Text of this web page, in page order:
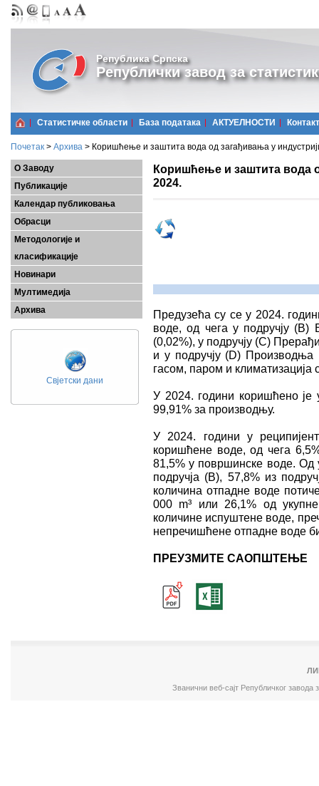
Република Српска
Републички завод за
Статистичке области Базa података АКТУЕЛНОСТИ Контакт
Почетак > Архива > Коришћење и заштита вода од загађивања у
О Заводу
Публикације
Календар публиковања
Обрасци
Методологије и
класификације
Новинари
Мултимедија
Архива
Свјетски дани
Коришћење и заштита вода
2024.
Предузећа су се у 2024.
воде, од чега у подручју
(0,02%), у подручју (C)
и у подручју (D) Производња
гасом, паром и
У 2024. години коришћено је
99,91% за производњу.
У 2024. години у
коришћене воде, од чега
81,5% у површинске воде. Од
подручја (B), 57,8% из
количина отпадне воде
000 m³ или 26,1% од
количине испуштене воде,
непречишћене отпадне воде
ПРЕУЗМИТЕ САОПШТЕЊЕ
Званични веб-сајт Републичког